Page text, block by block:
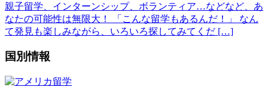
親子留学、インターンシップ、ボランティア…などなど、あ
なたの可能性は無限大！ 「こんな留学もあるんだ！」 なん
て発見も楽しみながら、いろいろ探してみてくだ […]
国別情報